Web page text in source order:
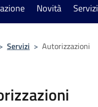
Novità Servizi
Servizi > Autorizzazioni